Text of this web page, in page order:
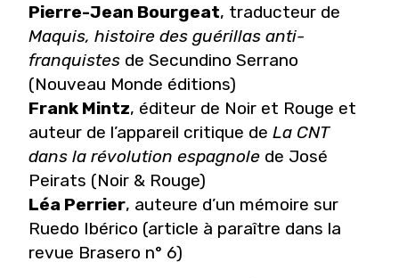
Pierre-Jean Bourgeat, traducteur de
Maquis, histoire des guérillas anti-
franquistes de Secundino Serrano
(Nouveau Monde éditions)
Frank Mintz, éditeur de Noir et Rouge et
auteur de l’appareil critique de La CNT
dans la révolution espagnole de José
Peirats (Noir & Rouge)
Léa Perrier, auteure d’un mémoire sur
Ruedo Ibérico (article à paraître dans la
revue Brasero n° 6)